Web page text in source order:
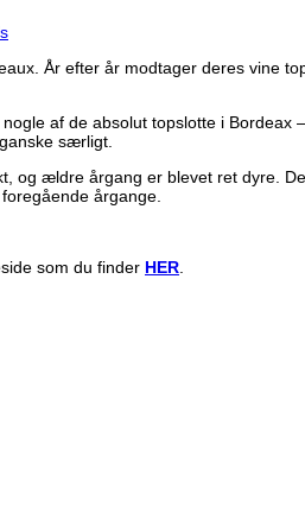
År efter år modtager deres vine
af de absolut topslotte i
særligt.
og ældre årgang er blevet ret
årgange.
som du finder HER